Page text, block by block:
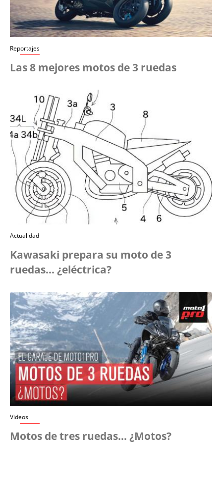
Reportajes
Las 8 mejores motos de 3 ruedas
Actualidad
Kawasaki prepara su moto de 3
ruedas... ¿eléctrica?
Videos
Motos de tres ruedas… ¿Motos?